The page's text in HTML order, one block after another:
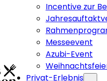
Incentive zur
Messeevent
Azubi-Event
Privat-Erlebnis